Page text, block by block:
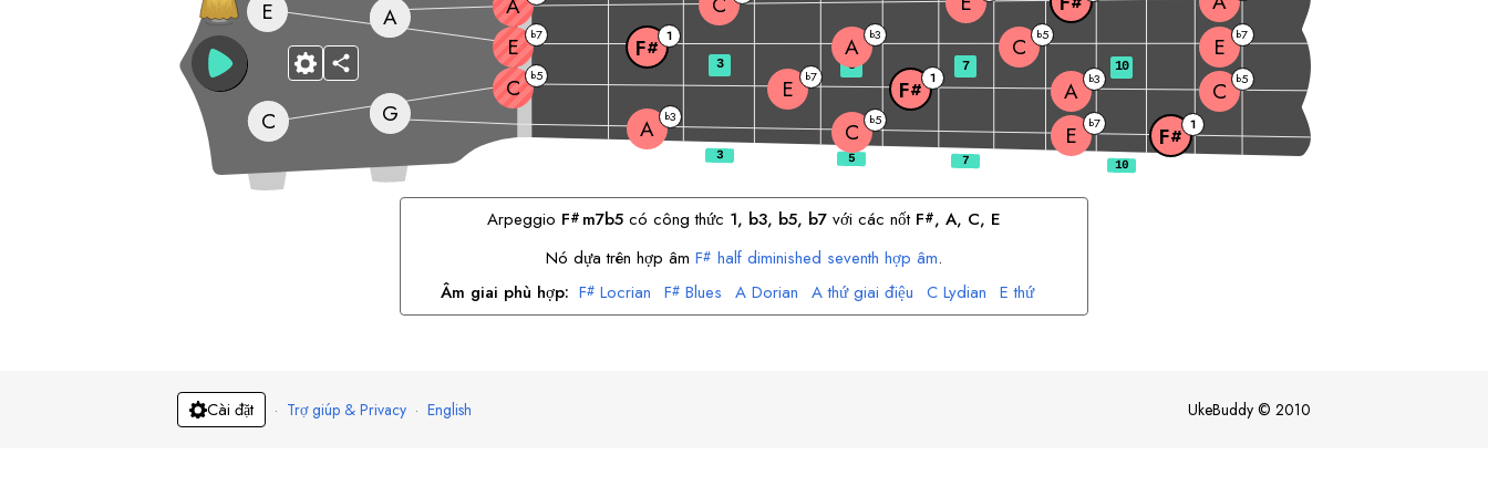
G
A b3
C b5
E b7 F# 1
C
C b5 E b7 F# 1 A b3 C b5
E
E
b7 F# 1 A b3 C b5 E b7
A
3 5 7 10
Arpeggio F# m7b5có công thức 1, b3, b5, b7với các nốt F#, A, C, E
Nó dựa trên hợp âm F# half diminished seventh hợp âm.
Âm giai phù hợp: F# Locrian F# Blues A Dorian A thứ giai điệu C Lydian E thứ
E thứ hòa âm
Cài đặt · Trợ giúp & Privacy · English UkeBuddy © 2010